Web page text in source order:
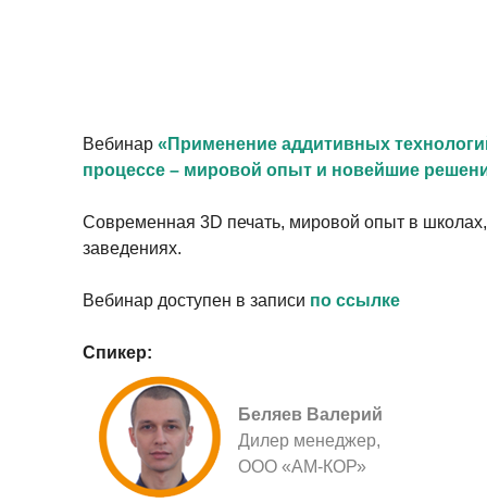
Вебинар «Применение аддитивных
процессе – мировой опыт и новейшие
Современная 3D печать, мировой опыт в
заведениях.
Вебинар доступен в записи по ссылке
Спикер:
Беляев Валерий
Дилер менеджер,
ООО «АМ-КОР»